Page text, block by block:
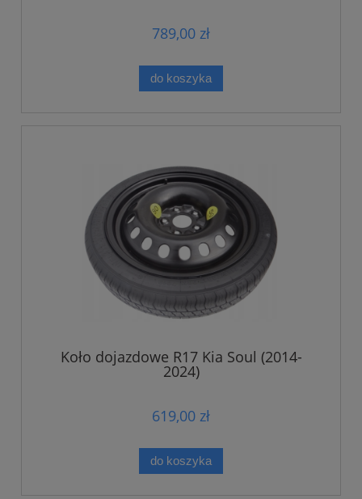
789,00 zł
do koszyka
Koło dojazdowe R17 Kia Soul (2014-
2024)
619,00 zł
do koszyka